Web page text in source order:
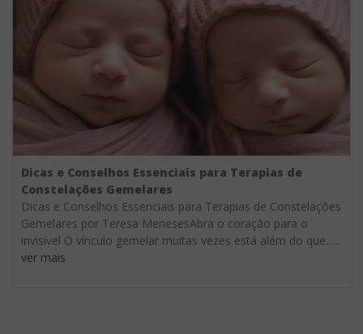
Dicas e Conselhos Essenciais para Terapias de
Constelações Gemelares
Dicas e Conselhos Essenciais para Terapias de Constelações
Gemelares por Teresa MenesesAbra o coração para o
invisível O vínculo gemelar muitas vezes está além do que......
ver mais